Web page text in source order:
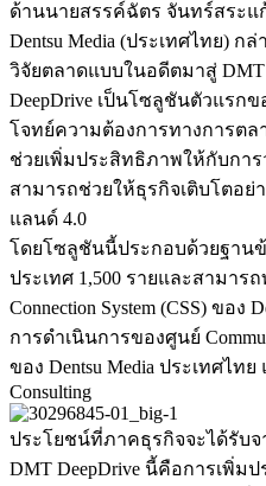
ด้านนายสรรค์ฉัตร จันทร์สระแ
Dentsu Media (ประเทศไทย)
วิจัยตลาดแบบในอดีตมาสู่ DMT
DeepDrive เป็นโซลูชันตัวแรก
โจทย์ความต้องการทางการต
ช่วยเพิ่มประสิทธิภาพให้กับกา
สามารถช่วยให้ธุรกิจเติบโตอย่
แลนด์ 4.0
โดยโซลูชันนี้ประกอบด้วยฐาน
ประเทศ 1,500 รายและสามาร
Connection System (CSS) ของ
การดำเนินการของศูนย์
ของ Dentsu Media ประเทศไท
Consulting
ประโยชน์ที่ภาคธุรกิจจะได้รับ
DMT DeepDrive นี้คือการเพิ่